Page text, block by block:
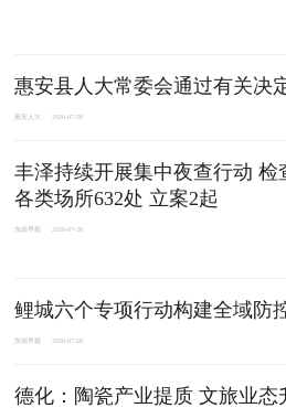
惠安县人大常委会通过有关决
惠安人大 2026-07-28
丰泽持续开展集中夜查行动 检
各类场所632处 立案2起
东南早报 2026-07-28
鲤城六个专项行动构建全域防
东南早报 2026-07-28
德化：陶瓷产业提质 文旅业态